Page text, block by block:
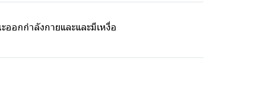
อกกำลังกายและและมีเหงื่อ